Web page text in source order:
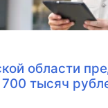
области
тысяч